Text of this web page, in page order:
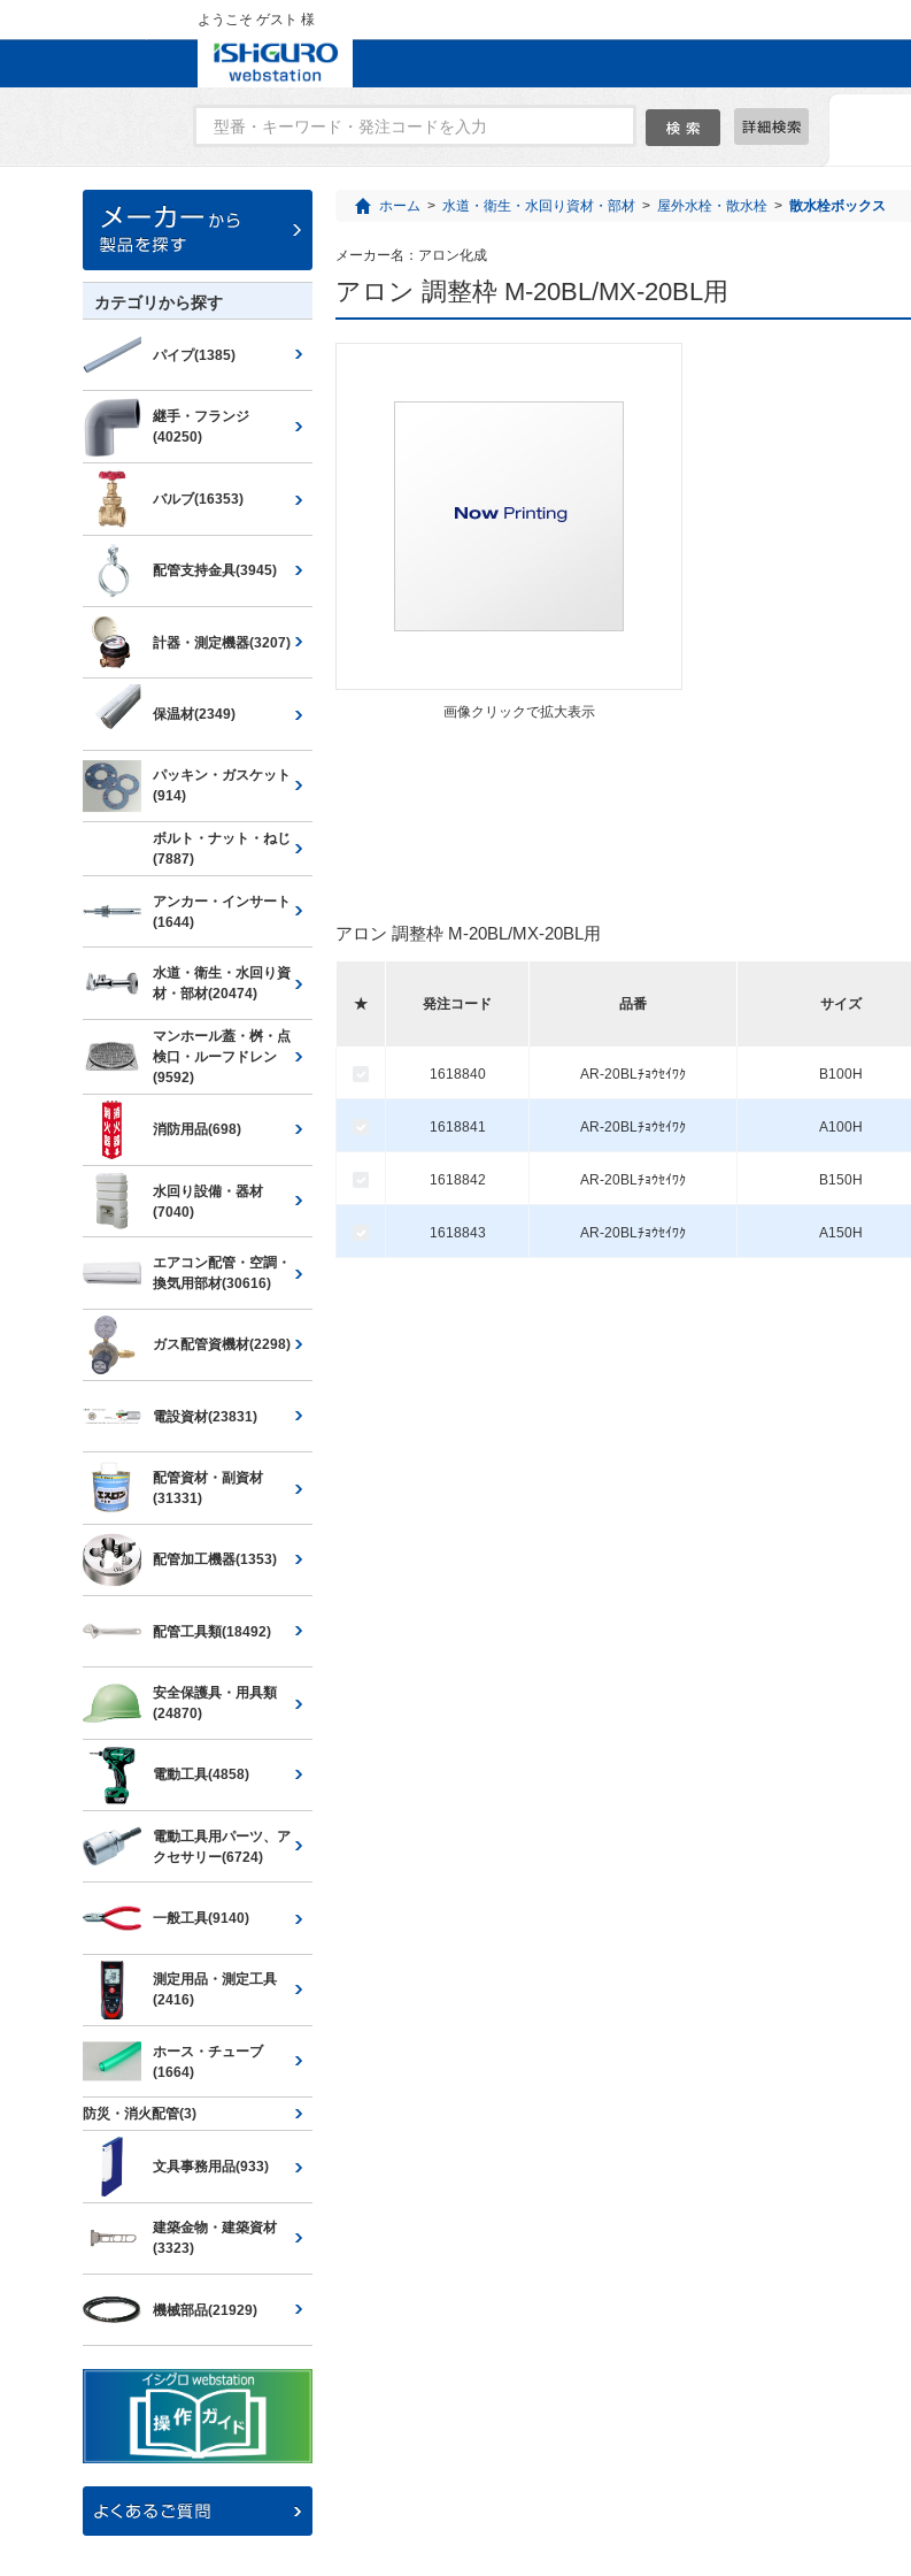
ようこそ ゲスト 様
ホーム > 水道・衛生・水回り資材・部材 > 屋外水栓・散水栓 > 散水栓ボックス
メーカー名： アロン化成
アロン 調整枠 M-20BL/MX-20BL用
画像クリックで拡大表示
アロン 調整枠 M-20BL/MX-20BL用
★ 発注コード 品番 サイズ
1618840 AR-20BLﾁｮｳｾｲﾜｸ B100H
1618841 AR-20BLﾁｮｳｾｲﾜｸ A100H
1618842 AR-20BLﾁｮｳｾｲﾜｸ B150H
1618843 AR-20BLﾁｮｳｾｲﾜｸ A150H
カテゴリから探す
パイプ(1385)
継手・フランジ
(40250)
バルブ(16353)
配管支持金具(3945)
計器・測定機器(3207)
保温材(2349)
パッキン・ガスケット
(914)
ボルト・ナット・ねじ
(7887)
アンカー・インサート
(1644)
水道・衛生・水回り資
材・部材(20474)
マンホール蓋・桝・点
検口・ルーフドレン
(9592)
消防用品(698)
水回り設備・器材
(7040)
エアコン配管・空調・
換気用部材(30616)
ガス配管資機材(2298)
電設資材(23831)
配管資材・副資材
(31331)
配管加工機器(1353)
配管工具類(18492)
安全保護具・用具類
(24870)
電動工具(4858)
電動工具用パーツ、ア
クセサリー(6724)
一般工具(9140)
測定用品・測定工具
(2416)
ホース・チューブ
(1664)
防災・消火配管(3)
文具事務用品(933)
建築金物・建築資材
(3323)
機械部品(21929)